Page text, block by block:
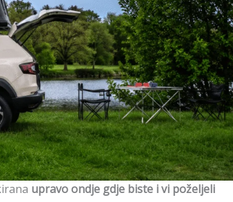
upravo ondje gdje biste i vi poželjeli